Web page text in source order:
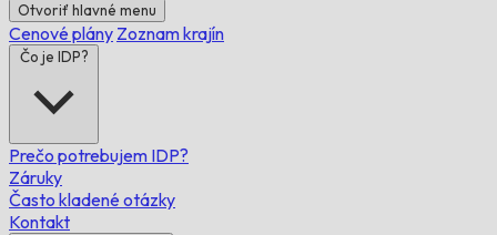
Otvoriť hlavné menu
Cenové plány Zoznam krajín
Čo je IDP?
Prečo potrebujem IDP?
Záruky
Často kladené otázky
Kontakt